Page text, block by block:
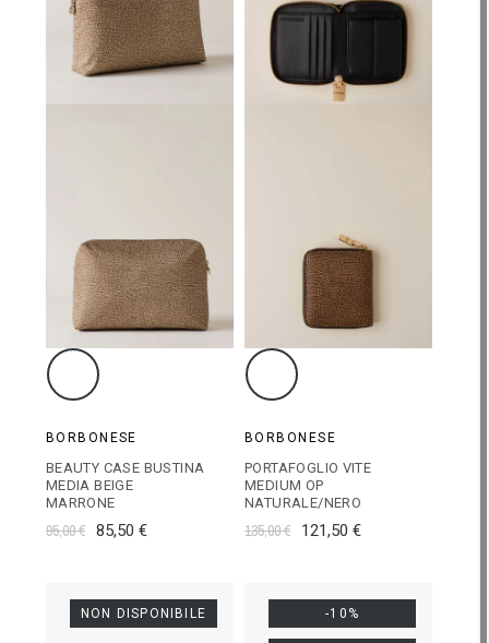
BORBONESE
BEAUTY CASE BUSTINA
MEDIA BEIGE
MARRONE
95,00 € 85,50 €
BORBONESE
PORTAFOGLIO VITE
MEDIUM OP
NATURALE/NERO
135,00 € 121,50 €
NON DISPONIBILE -10%